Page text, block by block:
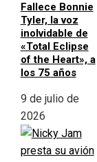
Fallece Bonnie
Tyler, la voz
inolvidable de
«Total Eclipse
of the Heart», a
los 75 años
9 de julio de
2026